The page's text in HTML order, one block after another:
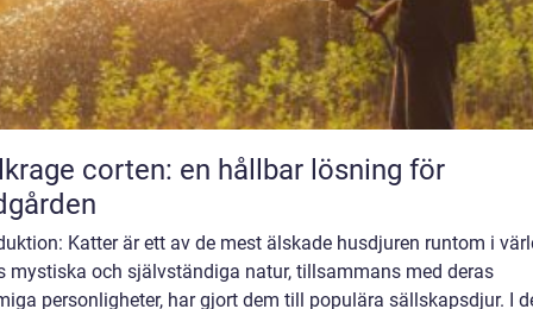
corten: en hållbar lösning för
Katter är ett av de mest älskade husdjuren runtom i
mystiska och självständiga natur, tillsammans med deras
personligheter, har gjort dem till populära sällskapsdjur. I